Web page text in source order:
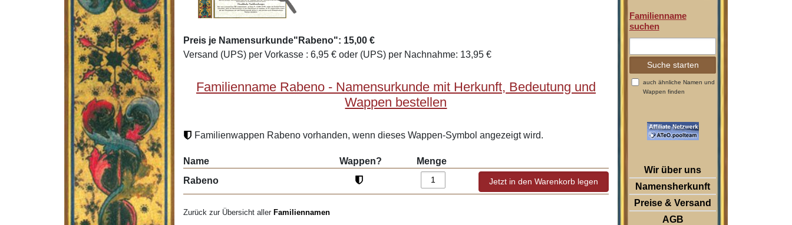
Preis je Namensurkunde"Rabeno": 15,00 €
Versand (UPS) per Vorkasse : 6,95 € oder (UPS) per Nachnahme: 13,95 €
Familienname Rabeno - Namensurkunde mit Herkunft, Bedeutung und
Wappen bestellen
Familienwappen Rabeno vorhanden, wenn dieses Wappen-Symbol angezeigt wird.
Name Wappen?
Menge
Rabeno
Zurück zur Übersicht aller Familiennamen
Familienname
suchen
auch ähnliche Namen und
Wappen finden
Wir über uns
Namensherkunft
Preise & Versand
AGB